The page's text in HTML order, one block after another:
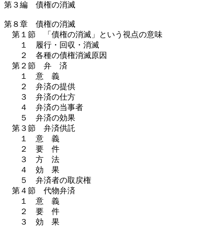
第３編 債権の消滅
第８章 債権の消滅
第１節 「債権の消滅」という視点の意味
１ 履行・回収・消滅
２ 各種の債権消滅原因
第２節 弁 済
１ 意 義
２ 弁済の提供
３ 弁済の仕方
４ 弁済の当事者
５ 弁済の効果
第３節 弁済供託
１ 意 義
２ 要 件
３ 方 法
４ 効 果
５ 弁済者の取戻権
第４節 代物弁済
１ 意 義
２ 要 件
３ 効 果